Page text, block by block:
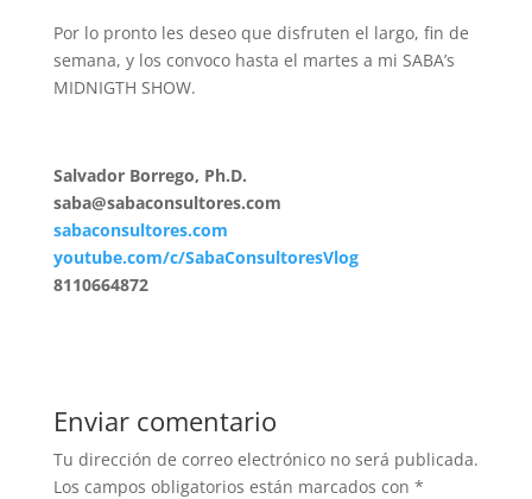
Por lo pronto les deseo que disfruten el largo, fin de
semana, y los convoco hasta el martes a mi SABA’s
MIDNIGTH SHOW.
Salvador Borrego, Ph.D.
saba@sabaconsultores.com
sabaconsultores.com
youtube.com/c/SabaConsultoresVlog
8110664872
Enviar comentario
Tu dirección de correo electrónico no será publicada.
Los campos obligatorios están marcados con *